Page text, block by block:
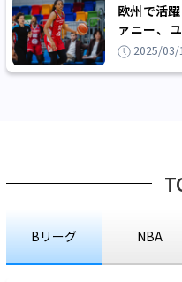
欧州で活
ァニー、
結果で部門
2025/03/
Bリーグ NBA